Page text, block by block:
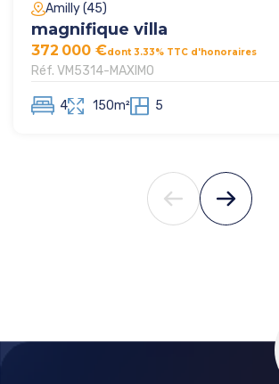
Réf. VM5314-MAXIMO
Amilly (45)
magnifique villa
4 150m² 5
372 000 €dont 3.33% TTC d'honoraires